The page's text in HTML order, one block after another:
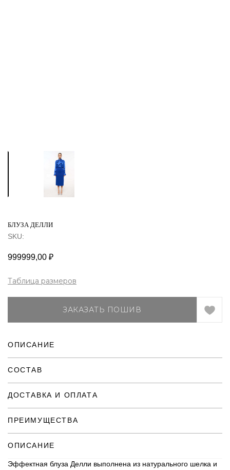
БЛУЗА ДЕЛЛИ
SKU:
999999,00 ₽
Таблица размеров
ЗАКАЗАТЬ ПОШИВ
ОПИСАНИЕ
СОСТАВ
ДОСТАВКА И ОПЛАТА
ПРЕИМУЩЕСТВА
ОПИСАНИЕ
Эффектная блуза Делли выполнена из натурального шелка и